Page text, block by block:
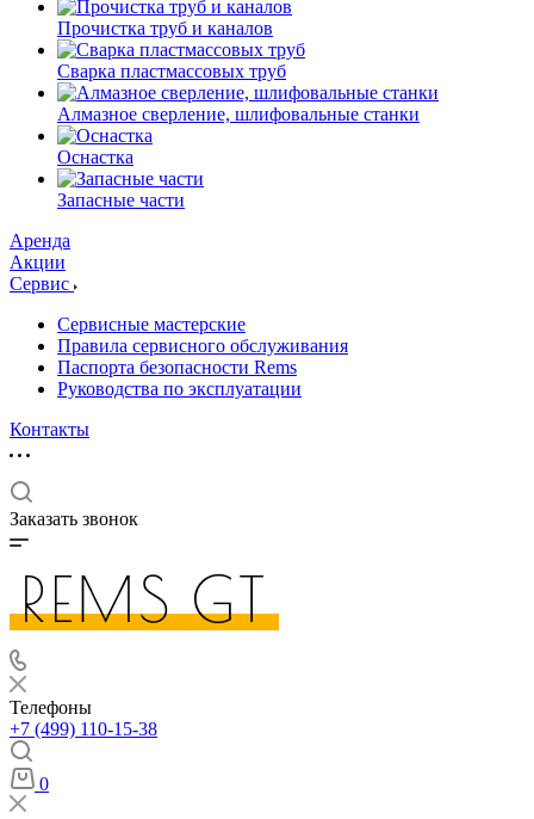
Прочистка труб и каналов
Сварка пластмассовых труб
Алмазное сверление, шлифовальные станки
Оснастка
Запасные части
Аренда
Акции
Сервис
Сервисные мастерские
Правила сервисного обслуживания
Паспорта безопасности Rems
Руководства по эксплуатации
Контакты
Заказать звонок
Телефоны
+7 (499) 110-15-38
0